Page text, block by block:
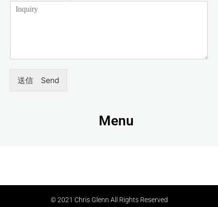
送信 Send
Menu
© 2021 Chris Glenn All Rights Reserved